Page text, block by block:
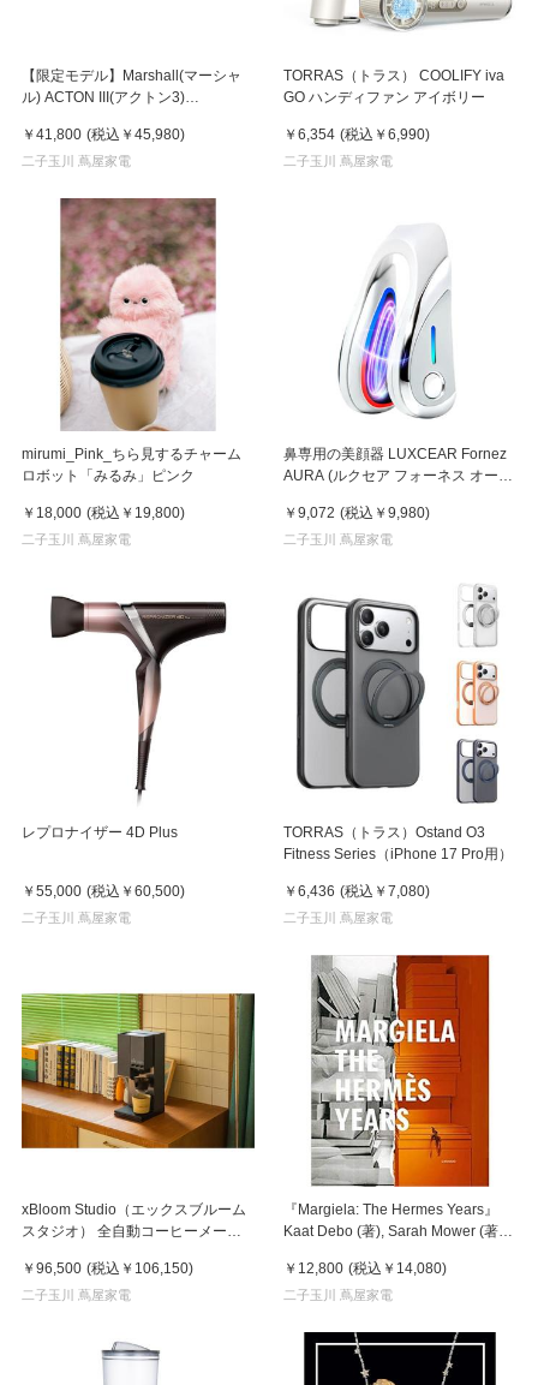
【限定モデル】Marshall(マーシャ
ル) ACTON III(アクトン3)
年アニバーサリーエディション ス
ピーカー
￥41,800 (税込 ￥45,980)
二子玉川 蔦屋家電
TORRAS（トラス） COOLIFY iva
GO ハンディファン アイボリー
￥6,354 (税込 ￥6,990)
二子玉川 蔦屋家電
mirumi_Pink_ちら見するチャーム
ロボット「みるみ」ピンク
￥18,000 (税込 ￥19,800)
二子玉川 蔦屋家電
鼻専用の美顔器 LUXCEAR Fornez
AURA (ルクセア フォーネス オー
￥9,072 (税込 ￥9,980)
二子玉川 蔦屋家電
レプロナイザー 4D Plus
￥55,000 (税込 ￥60,500)
二子玉川 蔦屋家電
TORRAS（トラス）Ostand O3
Fitness Series（iPhone 17 Pro用）
￥6,436 (税込 ￥7,080)
二子玉川 蔦屋家電
xBloom Studio（エックスブルーム
スタジオ） 全自動コーヒーメーカ
￥96,500 (税込 ￥106,150)
二子玉川 蔦屋家電
『Margiela: The Hermes Years』
Kaat Debo (著), Sarah Mower (著),
￥12,800 (税込 ￥14,080)
二子玉川 蔦屋家電